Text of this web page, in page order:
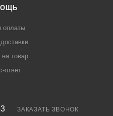
оплаты
на товар
ответ
ЗАКАЗАТЬ ЗВОНОК